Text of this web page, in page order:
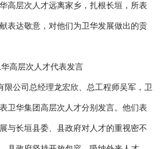
高层次人才远离家乡，扎根长垣，所表
表达敬意，对他们为卫华发展做出的贡
高层次人才代表发言
限公司总经理龙宏欣、总工程师吴军，卫
卫华集团高层次人才分别发言。他们表
与长垣县委、县政府对人才的重视密不